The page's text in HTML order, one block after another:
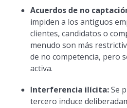
Acuerdos de no
impiden a los antiguos
clientes, candidatos o
menudo son más
de no competencia, pero
activa.
Interferencia ilícita:Se
tercero induce